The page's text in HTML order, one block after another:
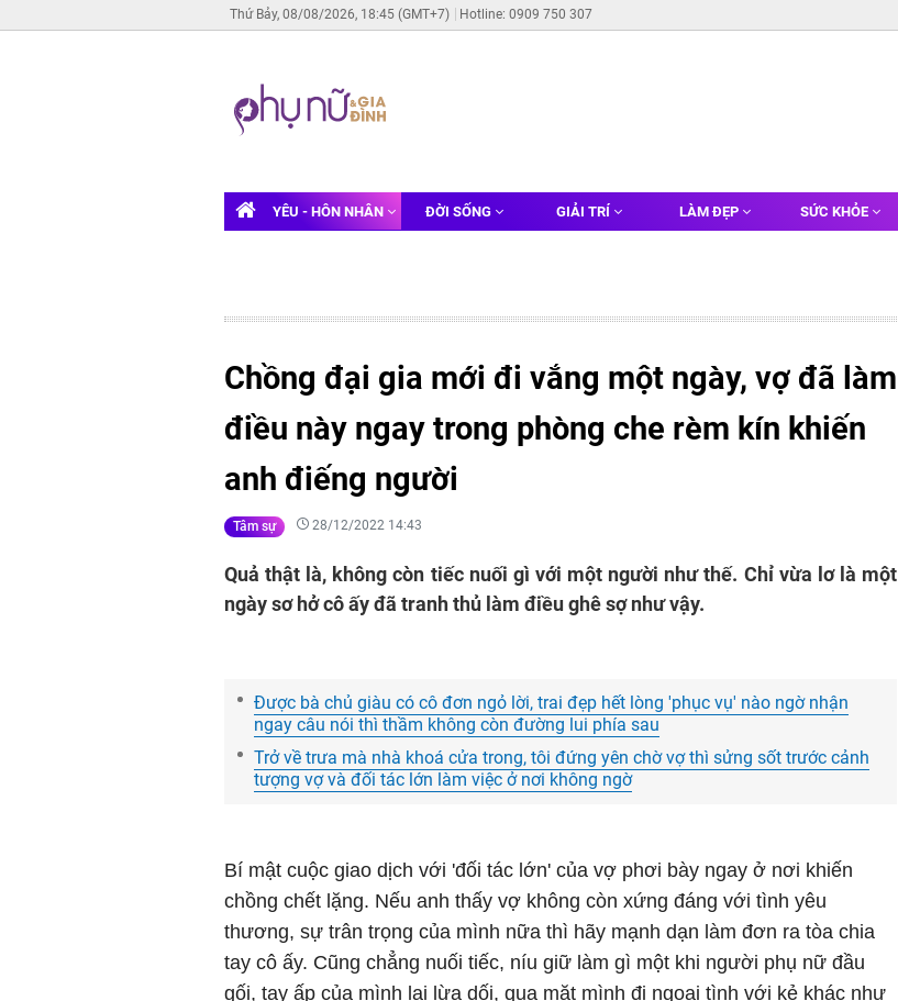
Thứ Bảy, 08/08/2026, 18:45 (GMT+7) Hotline: 0909 750 307
YÊU - HÔN NHÂN ĐỜI SỐNG GIẢI TRÍ LÀM ĐẸP SỨC KHỎE
Chồng đại gia mới đi vắng một ngày, vợ đã làm
điều này ngay trong phòng che rèm kín khiến
anh điếng người
Tâm sự 28/12/2022 14:43
Quả thật là, không còn tiếc nuối gì với một người như thế. Chỉ vừa lơ là một
ngày sơ hở cô ấy đã tranh thủ làm điều ghê sợ như vậy.
Được bà chủ giàu có cô đơn ngỏ lời, trai đẹp hết lòng 'phục vụ' nào ngờ nhận
ngay câu nói thì thầm không còn đường lui phía sau
Trở về trưa mà nhà khoá cửa trong, tôi đứng yên chờ vợ thì sửng sốt trước cảnh
tượng vợ và đối tác lớn làm việc ở nơi không ngờ
Bí mật cuộc giao dịch với 'đối tác lớn' của vợ phơi bày ngay ở nơi khiến
chồng chết lặng. Nếu anh thấy vợ không còn xứng đáng với tình yêu
thương, sự trân trọng của mình nữa thì hãy mạnh dạn làm đơn ra tòa chia
tay cô ấy. Cũng chẳng nuối tiếc, níu giữ làm gì một khi người phụ nữ đầu
gối, tay ấp của mình lại lừa dối, qua mặt mình đi ngoại tình với kẻ khác như